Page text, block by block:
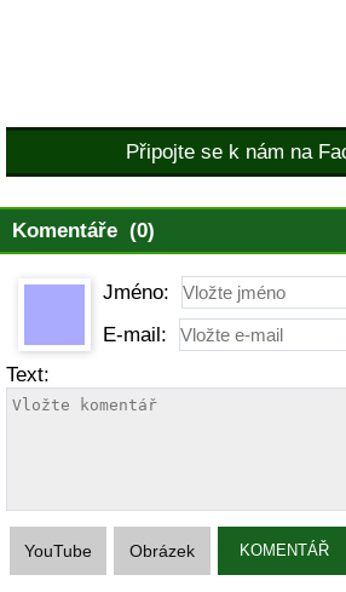
Připojte se k nám na
Komentáře (0)
Jméno:
E-mail:
Text:
YouTube Obrázek KOMENTÁŘ